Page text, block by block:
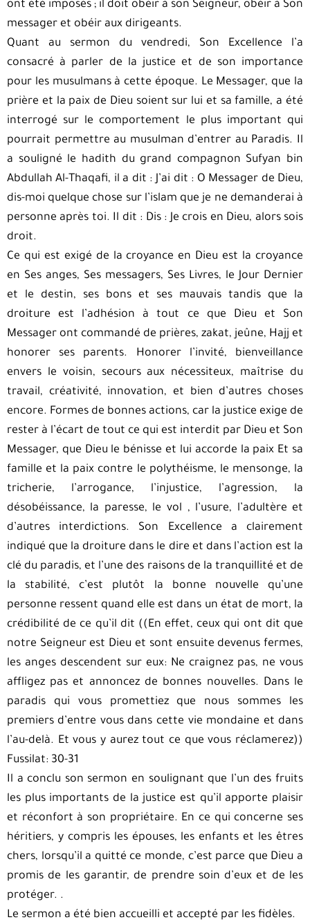
ont été imposés ; il doit obéir à son Seigneur, obéir à Son
messager et obéir aux dirigeants.
Quant au sermon du vendredi, Son Excellence l’a
consacré à parler de la justice et de son importance
pour les musulmans à cette époque. Le Messager, que la
prière et la paix de Dieu soient sur lui et sa famille, a été
interrogé sur le comportement le plus important qui
pourrait permettre au musulman d’entrer au Paradis. Il
a souligné le hadith du grand compagnon Sufyan bin
Abdullah Al-Thaqafi, il a dit : J’ai dit : O Messager de Dieu,
dis-moi quelque chose sur l’islam que je ne demanderai à
personne après toi. Il dit : Dis : Je crois en Dieu, alors sois
droit.
Ce qui est exigé de la croyance en Dieu est la croyance
en Ses anges, Ses messagers, Ses Livres, le Jour Dernier
et le destin, ses bons et ses mauvais tandis que la
droiture est l’adhésion à tout ce que Dieu et Son
Messager ont commandé de prières, zakat, jeûne, Hajj et
honorer ses parents. Honorer l’invité, bienveillance
envers le voisin, secours aux nécessiteux, maîtrise du
travail, créativité, innovation, et bien d’autres choses
encore. Formes de bonnes actions, car la justice exige de
rester à l’écart de tout ce qui est interdit par Dieu et Son
Messager, que Dieu le bénisse et lui accorde la paix Et sa
famille et la paix contre le polythéisme, le mensonge, la
tricherie, l’arrogance, l’injustice, l’agression, la
désobéissance, la paresse, le vol , l’usure, l’adultère et
d’autres interdictions. Son Excellence a clairement
indiqué que la droiture dans le dire et dans l’action est la
clé du paradis, et l’une des raisons de la tranquillité et de
la stabilité, c’est plutôt la bonne nouvelle qu’une
personne ressent quand elle est dans un état de mort, la
crédibilité de ce qu’il dit ((En effet, ceux qui ont dit que
notre Seigneur est Dieu et sont ensuite devenus fermes,
les anges descendent sur eux: Ne craignez pas, ne vous
affligez pas et annoncez de bonnes nouvelles. Dans le
paradis qui vous promettiez que nous sommes les
premiers d’entre vous dans cette vie mondaine et dans
l’au-delà. Et vous y aurez tout ce que vous réclamerez))
Fussilat: 30-31
Il a conclu son sermon en soulignant que l’un des fruits
les plus importants de la justice est qu’il apporte plaisir
et réconfort à son propriétaire. En ce qui concerne ses
héritiers, y compris les épouses, les enfants et les êtres
chers, lorsqu’il a quitté ce monde, c’est parce que Dieu a
promis de les garantir, de prendre soin d’eux et de les
protéger. .
Le sermon a été bien accueilli et accepté par les fidèles.